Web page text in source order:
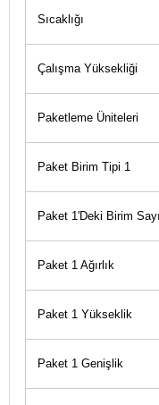
Sıcaklığı
Çalışma Yüksekliği
Paketleme Üniteleri
Paket Birim Tipi 1
Paket 1'Deki Birim
Paket 1 Ağırlık
Paket 1 Yükseklik
Paket 1 Genişlik